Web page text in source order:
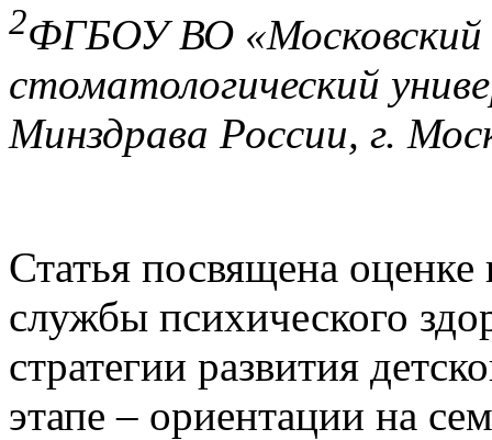
2ФГБОУ ВО «Московский
стоматологический
Минздрава России, г.
Статья посвящена оценке
службы психического
стратегии развития
этапе – ориентации на